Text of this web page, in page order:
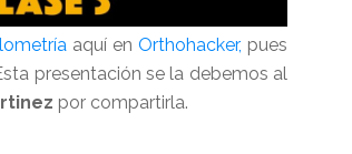
aquí en Orthohacker, pues
presentación se la debemos al
por compartirla.